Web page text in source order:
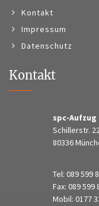
Kontakt
Impressum
Datenschutz
Kontakt
spc-Aufzug
Schillerstr.
80336
Tel: 089 599
Fax: 089 599
Mobil: 0177